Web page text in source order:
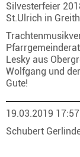
Silvesterfeier
St.Ulrich in Greith
Lesky aus
Wolfgang und
Gute!
19.03.2019 17:57
Schubert